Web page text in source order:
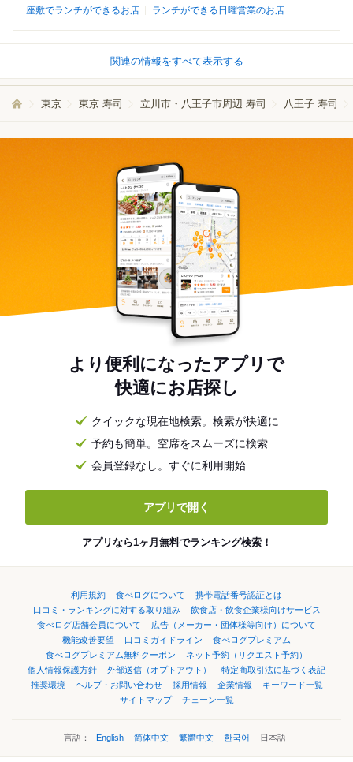
座敷でランチができるお店
ランチができる日曜営業のお店
関連の情報をすべて表示する
東京 東京 寿司 立川市・八王子市周辺 寿司 八王子 寿司
より便利になったアプリで
快適にお店探し
クイックな現在地検索。検索が快適に
予約も簡単。空席をスムーズに検索
会員登録なし。すぐに利用開始
アプリで開く
アプリなら1ヶ月無料でランキング検索！
利用規約 食べログについて
携帯電話番号認証とは
口コミ・ランキングに対する取り組み
飲食店・飲食企業様向けサービス
食べログ店舗会員について
広告（メーカー・団体様等向け）について
機能改善要望
口コミガイドライン
食べログプレミアム
食べログプレミアム無料クーポン
ネット予約（リクエスト予約）
個人情報保護方針
外部送信（オプトアウト）
特定商取引法に基づく表記
推奨環境
ヘルプ・お問い合わせ 採用情報 企業情報
キーワード一覧
サイトマップ
チェーン一覧
言語： English 简体中文 繁體中文 한국어 日本語